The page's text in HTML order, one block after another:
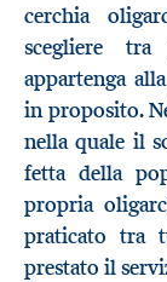
cerchia
scegliere
appartenga
in proposito.
nella quale il
fetta della
propria
praticato tra
prestato il